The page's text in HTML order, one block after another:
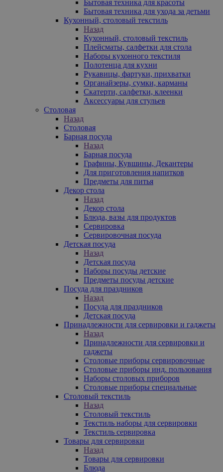
Бытовая техника для красоты
Бытовая техника для ухода за детьми
Кухонный, столовый текстиль
Назад
Кухонный, столовый текстиль
Плейсматы, салфетки для стола
Наборы кухонного текстиля
Полотенца для кухни
Рукавицы, фартуки, прихватки
Органайзеры, сумки, карманы
Скатерти, салфетки, клеенки
Аксессуары для стульев
Столовая
Назад
Столовая
Барная посуда
Назад
Барная посуда
Графины, Кувшины, Декантеры
Для приготовления напитков
Предметы для питья
Декор стола
Назад
Декор стола
Блюда, вазы для продуктов
Сервировка
Сервировочная посуда
Детская посуда
Назад
Детская посуда
Наборы посуды детские
Предметы посуды детские
Посуда для праздников
Назад
Посуда для праздников
Детская посуда
Принадлежности для сервировки и гаджеты
Назад
Принадлежности для сервировки и
гаджеты
Столовые приборы сервировочные
Столовые приборы инд. пользования
Наборы столовых приборов
Столовые приборы специальные
Столовый текстиль
Назад
Столовый текстиль
Текстиль наборы для сервировки
Текстиль сервировка
Товары для сервировки
Назад
Товары для сервировки
Блюда